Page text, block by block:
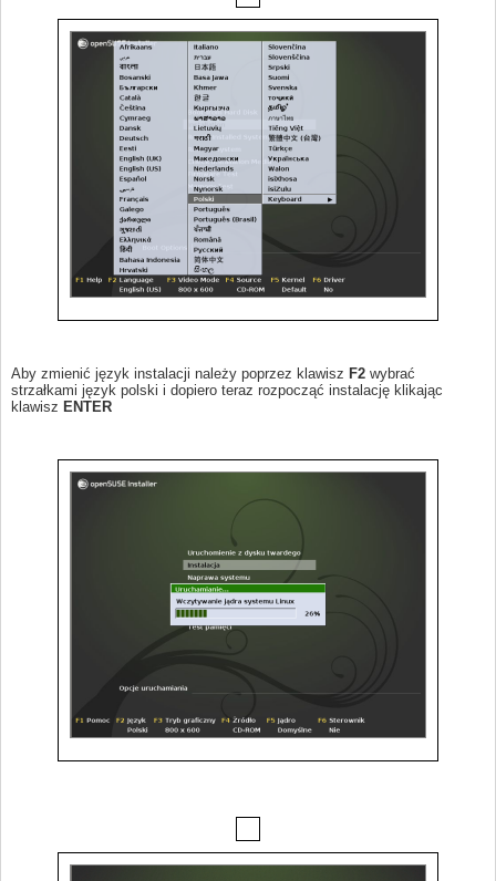
Aby zmienić język instalacji należy poprzez klawisz F2wybrać
strzałkami język polski i dopiero teraz rozpocząć instalację klikając
klawisz ENTER